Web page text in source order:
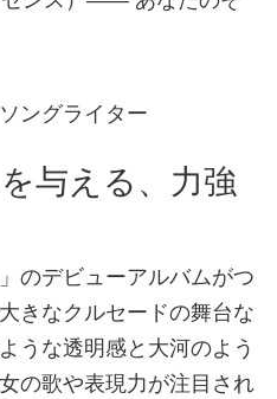
ングライター
与える、力強
のデビューアルバムがつ
きなクルセードの舞台な
うな透明感と大河のよう
の歌や表現力が注目され